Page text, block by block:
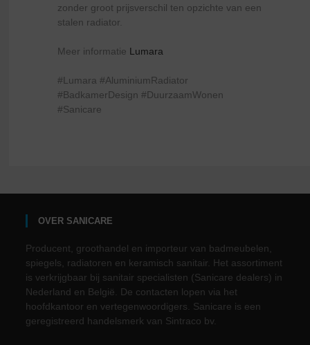
zonder groot prijsverschil ten opzichte van een
stalen radiator.
Meer informatie Lumara
#Lumara #AluminiumRadiator
#BadkamerDesign #DuurzaamWonen
#Sanicare
OVER SANICARE
Producent, groothandel en importeur van badmeubelen,
spiegels, radiatoren en keramisch sanitair. Het assortiment
is verkrijgbaar bij sanitair specialisten (Sanicare dealers) in
Nederland en België. De contacten lopen via het
hoofdkantoor en vertegenwoordigers. Sanicare is een
geregistreerd handelsmerk van Sintraco bv.